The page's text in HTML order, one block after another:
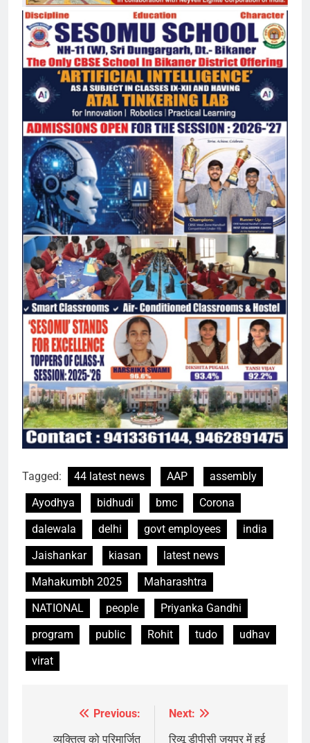
Tagged: 44 latest news AAP
assembly
Ayodhya
bidhudi bmc
Corona
dalewala
delhi govt employees
india
Jaishankar
kiasan
latest news
Mahakumbh 2025
Maharashtra
NATIONAL
people
Priyanka Gandhi
program
public Rohit tudo
udhav
virat
Previous:
व्यक्तित्व को परिमार्जित
Next:
रिव्यू डीपीसी जयपुर में हुई